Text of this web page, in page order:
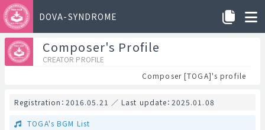
DOVA-SYNDROME
Composer's Profile
CREATOR PROFILE
Composer [TOGA]'s profile
Registration：2016.05.21 ／ Last update：2025.01.08
TOGA's BGM List